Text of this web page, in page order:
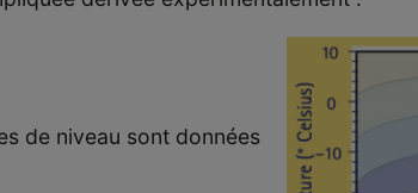
de niveau sont données